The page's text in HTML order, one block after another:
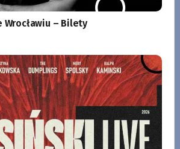
Wrocławiu – Bilety